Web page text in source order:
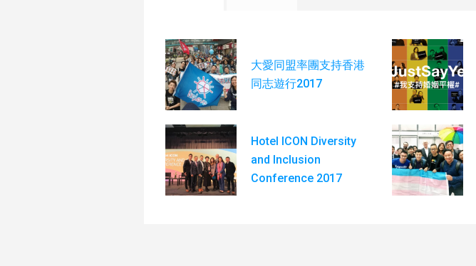
大愛同盟率團支持香港
同志遊行2017
Hotel ICON Diversity
and Inclusion
Conference 2017